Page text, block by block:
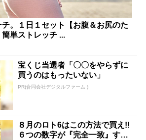
。１日１セット【お腹＆お尻のた
単ストレッチ ...
宝くじ当選者「〇〇をやらずに
買うのはもったいない」
PR(合同会社デジタルファーム )
８月のロト6はこの方法で買え!!
６つの数字が『完全一致』する